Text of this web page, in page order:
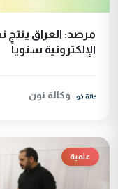
الإلكترونية سنوياً
وكالة نون
علمية